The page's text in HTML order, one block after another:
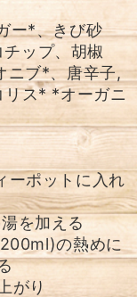
ー*、きび砂
ップ、胡椒
ニブ*、唐辛子,
リス* *オーガニ
ーポットに入れ
を加える
の熱めに
がり